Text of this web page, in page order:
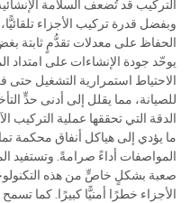
التركيب قد تُضعف السلامة
الحفاظ على معدلات تقدُّمٍ ثابتة
يوحّد جودة الإنشاءات على امتداد
الاحتياط استمرارية التشغيل حتى
للصيانة، مما يقلل إلى أدنى حدٍّ
الدقة التي تحققها عملية التركيب
ما يؤدي إلى هياكل أنفاق محكمة
المواصفات أداءً صرامةً. وتستفيد
صعبة بشكلٍ خاصٍّ من هذه
الأجزاء خطرًا أمنيًّا كبيرًا. كما